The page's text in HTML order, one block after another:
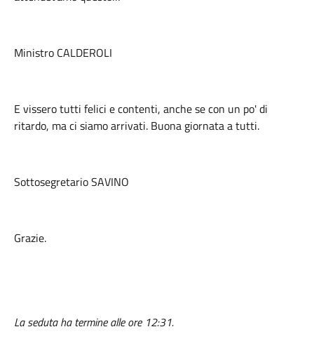
Ministro CALDEROLI
E vissero tutti felici e contenti, anche se con un po' di
ritardo, ma ci siamo arrivati. Buona giornata a tutti.
Sottosegretario SAVINO
Grazie.
La seduta ha termine alle ore 12:31.